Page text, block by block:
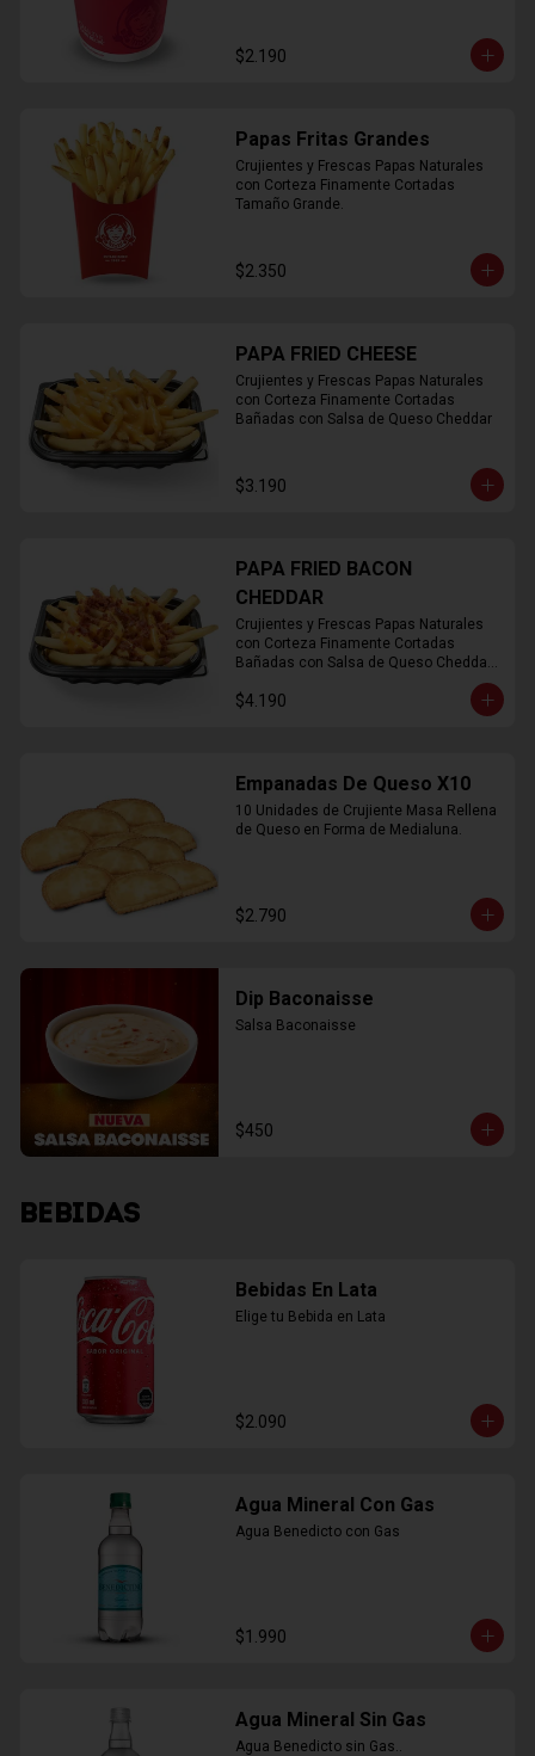
$2.190
Papas Fritas Grandes
Crujientes y Frescas Papas Naturales
con Corteza Finamente Cortadas
Tamaño Grande.
$2.350
PAPA FRIED CHEESE
Crujientes y Frescas Papas Naturales
con Corteza Finamente Cortadas
Bañadas con Salsa de Queso Cheddar
$3.190
PAPA FRIED BACON
CHEDDAR
Crujientes y Frescas Papas Naturales
con Corteza Finamente Cortadas
Bañadas con Salsa de Queso Cheddar
$4.190
Empanadas De Queso X10
10 Unidades de Crujiente Masa Rellena
de Queso en Forma de Medialuna.
$2.790
Dip Baconaisse
Salsa Baconaisse
$450
BEBIDAS
Bebidas En Lata
Elige tu Bebida en Lata
$2.090
Agua Mineral Con Gas
Agua Benedicto con Gas
$1.990
Agua Mineral Sin Gas
Agua Benedicto sin Gas..